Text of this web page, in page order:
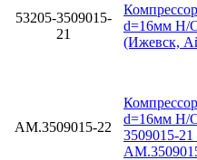
53205-3509015-
21
d=16мм Н/
(Ижевск,
АМ.3509015-22
d=16мм Н/
3509015-